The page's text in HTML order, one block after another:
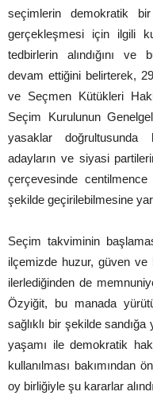
seçimlerin demokratik
gerçekleşmesi için ilgili
tedbirlerin alındığını ve
devam ettiğini belirterek,
ve Seçmen Kütükleri
Seçim Kurulunun
yasaklar doğrultusunda
adayların ve siyasi
çerçevesinde
şekilde geçirilebilmesine
Seçim takviminin
ilçemizde huzur, güven ve
ilerlediğinden de
Özyiğit, bu manada
sağlıklı bir şekilde
yaşamı ile demokratik
kullanılması bakımından
oy birliğiyle şu kararlar